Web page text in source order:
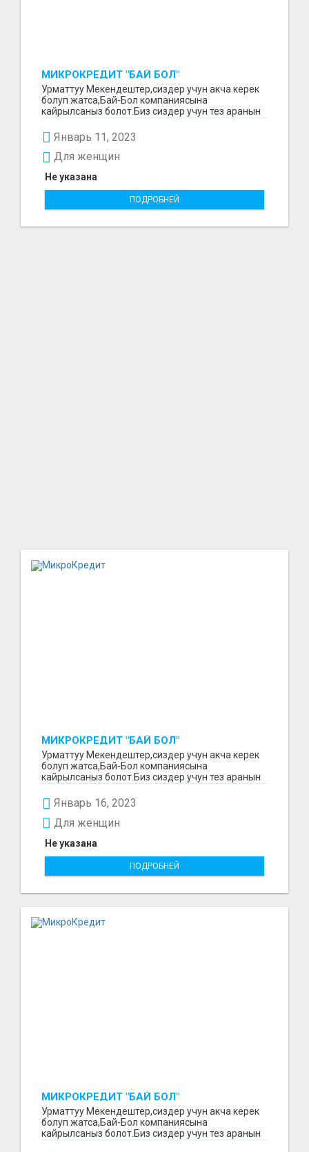
МИКРОКРЕДИТ "БАЙ БОЛ"
Урматтуу Мекендештер,сиздер учун акча керек
болуп жатса,Бай-Бол компаниясына
кайрылсаныз болот.Биз сиздер учун тез аранын
Январь 11, 2023
Не указана
Для женщин
ПОДРОБНЕЙ
МИКРОКРЕДИТ "БАЙ БОЛ"
Урматтуу Мекендештер,сиздер учун акча керек
болуп жатса,Бай-Бол компаниясына
кайрылсаныз болот.Биз сиздер учун тез аранын
Январь 16, 2023
Не указана
Для женщин
ПОДРОБНЕЙ
МИКРОКРЕДИТ "БАЙ БОЛ"
Урматтуу Мекендештер,сиздер учун акча керек
болуп жатса,Бай-Бол компаниясына
кайрылсаныз болот.Биз сиздер учун тез аранын